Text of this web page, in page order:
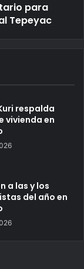
para
Tepeyac
respalda
vivienda en
a las y los
del año en